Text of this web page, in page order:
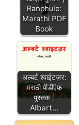
Ranphule:
Marathi PDF
Book
अल्बर्ट श्वाईटज़र:
मराठी पीडीऍफ़
पुस्तक |
Albart…